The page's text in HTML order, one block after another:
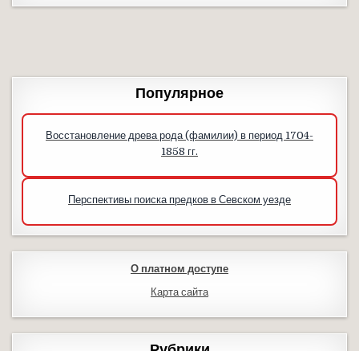
Популярное
Восстановление древа рода (фамилии) в период 1704-
1858 гг.
Перспективы поиска предков в Севском уезде
О платном доступе
Карта сайта